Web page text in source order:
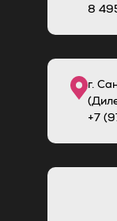
8
г.
+7